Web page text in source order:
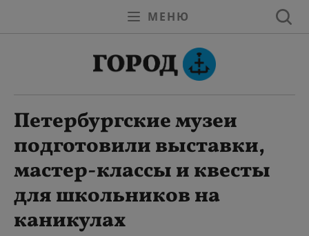
МЕНЮ
Петербургские музеи
подготовили выставки,
мастер-классы и квесты
для школьников на
каникулах